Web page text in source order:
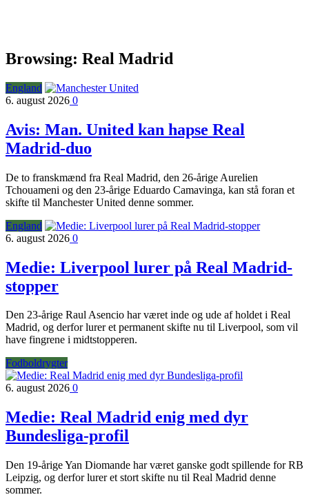
Browsing: Real Madrid
England
6. august 2026 0
Avis: Man. United kan hapse Real
Madrid-duo
De to franskmænd fra Real Madrid, den 26-årige Aurelien
Tchouameni og den 23-årige Eduardo Camavinga, kan stå foran et
skifte til Manchester United denne sommer.
England
6. august 2026 0
Medie: Liverpool lurer på Real Madrid-
stopper
Den 23-årige Raul Asencio har været inde og ude af holdet i Real
Madrid, og derfor lurer et permanent skifte nu til Liverpool, som vil
have fingrene i midtstopperen.
Fodboldrygter
6. august 2026 0
Medie: Real Madrid enig med dyr
Bundesliga-profil
Den 19-årige Yan Diomande har været ganske godt spillende for RB
Leipzig, og derfor lurer et stort skifte nu til Real Madrid denne
sommer.